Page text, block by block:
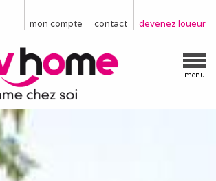
devenez loueur
contact
mon compte
menu